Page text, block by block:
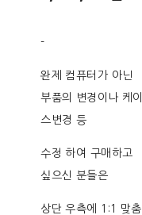
-
완제 컴퓨터가 아닌
부품의 변경이나 케이
스변경 등
수정 하여 구매하고
싶으신 분들은
상단 우측에 1:1 맞춤